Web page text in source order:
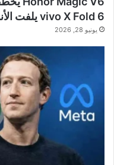
vivo X Fold 6 يلفت الأنظار
يونيو 28, 2026